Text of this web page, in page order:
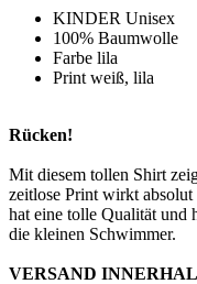
KINDER Unisex
100% Baumwolle
Farbe lila
Print weiß, lila
Rücken!
Mit diesem tollen Shirt
zeitlose Print wirkt
hat eine tolle Qualität und
die kleinen Schwimmer.
VERSAND